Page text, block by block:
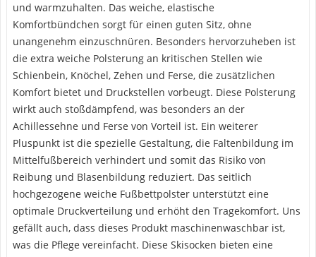
und warmzuhalten. Das weiche, elastische
Komfortbündchen sorgt für einen guten Sitz, ohne
unangenehm einzuschnüren. Besonders hervorzuheben ist
die extra weiche Polsterung an kritischen Stellen wie
Schienbein, Knöchel, Zehen und Ferse, die zusätzlichen
Komfort bietet und Druckstellen vorbeugt. Diese Polsterung
wirkt auch stoßdämpfend, was besonders an der
Achillessehne und Ferse von Vorteil ist. Ein weiterer
Pluspunkt ist die spezielle Gestaltung, die Faltenbildung im
Mittelfußbereich verhindert und somit das Risiko von
Reibung und Blasenbildung reduziert. Das seitlich
hochgezogene weiche Fußbettpolster unterstützt eine
optimale Druckverteilung und erhöht den Tragekomfort. Uns
gefällt auch, dass dieses Produkt maschinenwaschbar ist,
was die Pflege vereinfacht. Diese Skisocken bieten eine